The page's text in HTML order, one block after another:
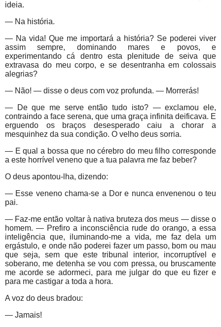
ideia.
— Na história.
— Na vida! Que me importará a história? Se poderei viver
assim sempre, dominando mares e povos, e
experimentando cá dentro esta plenitude de seiva que
extravasa do meu corpo, e se desentranha em colossais
alegrias?
— Não! — disse o deus com voz profunda. — Morrerás!
— De que me serve então tudo isto? — exclamou ele,
contraindo a face serena, que uma graça infinita deificava. E
erguendo os braços desesperado caiu a chorar a
mesquinhez da sua condição. O velho deus sorria.
— E qual a bossa que no cérebro do meu filho corresponde
a este horrível veneno que a tua palavra me faz beber?
O deus apontou-lha, dizendo:
— Esse veneno chama-se a Dor e nunca envenenou o teu
pai.
— Faz-me então voltar à nativa bruteza dos meus — disse o
homem. — Prefiro a inconsciência rude do orango, a essa
inteligência que, iluminando-me a vida, me faz dela um
ergástulo, e onde não poderei fazer um passo, bom ou mau
que seja, sem que este tribunal interior, incorruptível e
soberano, me detenha se vou com pressa, ou bruscamente
me acorde se adormeci, para me julgar do que eu fizer e
para me castigar a toda a hora.
A voz do deus bradou:
— Jamais!